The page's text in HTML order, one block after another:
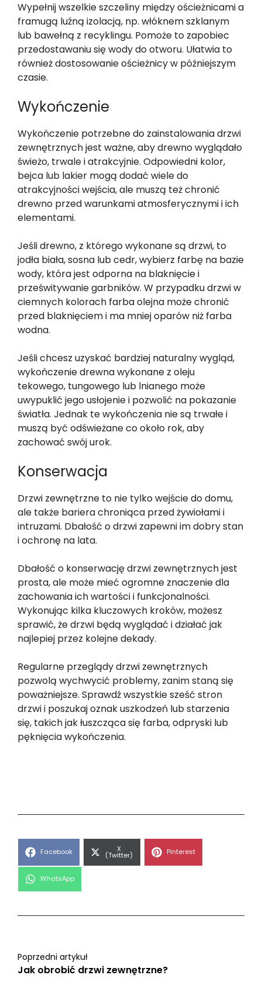
Wypełnij wszelkie szczeliny między ościeżnicami a
framugą luźną izolacją, np. włóknem szklanym
lub bawełną z recyklingu. Pomoże to zapobiec
przedostawaniu się wody do otworu. Ułatwia to
również dostosowanie ościeżnicy w późniejszym
czasie.
Wykończenie
Wykończenie potrzebne do zainstalowania drzwi
zewnętrznych jest ważne, aby drewno wyglądało
świeżo, trwale i atrakcyjnie. Odpowiedni kolor,
bejca lub lakier mogą dodać wiele do
atrakcyjności wejścia, ale muszą też chronić
drewno przed warunkami atmosferycznymi i ich
elementami.
Jeśli drewno, z którego wykonane są drzwi, to
jodła biała, sosna lub cedr, wybierz farbę na bazie
wody, która jest odporna na blaknięcie i
prześwitywanie garbników. W przypadku drzwi w
ciemnych kolorach farba olejna może chronić
przed blaknięciem i ma mniej oparów niż farba
wodna.
Jeśli chcesz uzyskać bardziej naturalny wygląd,
wykończenie drewna wykonane z oleju
tekowego, tungowego lub lnianego może
uwypuklić jego usłojenie i pozwolić na pokazanie
światła. Jednak te wykończenia nie są trwałe i
muszą być odświeżane co około rok, aby
zachować swój urok.
Konserwacja
Drzwi zewnętrzne to nie tylko wejście do domu,
ale także bariera chroniąca przed żywiołami i
intruzami. Dbałość o drzwi zapewni im dobry stan
i ochronę na lata.
Dbałość o konserwację drzwi zewnętrznych jest
prosta, ale może mieć ogromne znaczenie dla
zachowania ich wartości i funkcjonalności.
Wykonując kilka kluczowych kroków, możesz
sprawić, że drzwi będą wyglądać i działać jak
najlepiej przez kolejne dekady.
Regularne przeglądy drzwi zewnętrznych
pozwolą wychwycić problemy, zanim staną się
poważniejsze. Sprawdź wszystkie sześć stron
drzwi i poszukaj oznak uszkodzeń lub starzenia
się, takich jak łuszcząca się farba, odpryski lub
pęknięcia wykończenia.
Share
Facebook Share
on
X
(Twitter) Share
Pinterest
Share
WhatsApp
Poprzedni artykuł
Jak obrobić drzwi zewnętrzne?